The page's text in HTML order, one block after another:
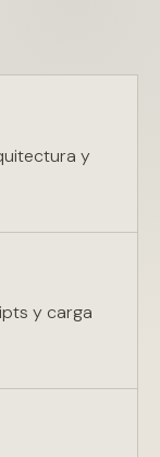
y
y carga